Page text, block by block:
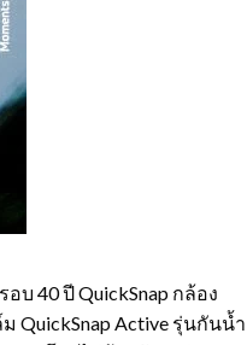
บ 40 ปี QuickSnap กล้อง
Active รุ่นกันน้ำ